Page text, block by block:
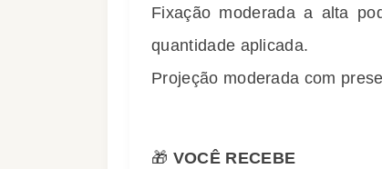
Fixação moderada a alta
quantidade aplicada.
Projeção moderada com
🎁 VOCÊ RECEBE